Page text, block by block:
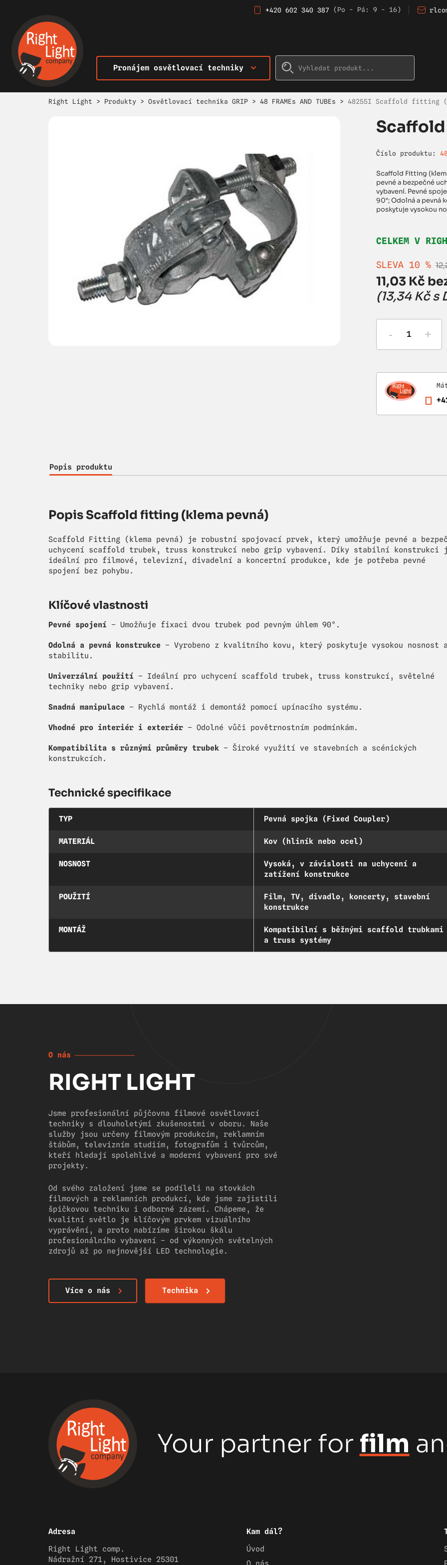
+420 602 340 387 (Po - Pá: 9 - 16)
Pronájem osvětlovací techniky
Right Light > Produkty > Osvětlovací technika GRIP > 48 FRAMEs AND TUBEs > 48255I Scaffold fitting
Číslo produktu:
Scaffold Fitting
pevné a bezpečné
vybavení. Pevné
90°; Odolná a pevná
poskytuje vysokou
CELKEM V
SLEVA 10 %
11,03 Kč
(13,34 Kč s
- +
Popis produktu
Popis Scaffold fitting (klema pevná)
Scaffold Fitting (klema pevná) je robustní spojovací prvek, který umožňuje pevné a
uchycení scaffold trubek, truss konstrukcí nebo grip vybavení. Díky stabilní konstrukci
ideální pro filmové, televizní, divadelní a koncertní produkce, kde je potřeba pevné
spojení bez pohybu.
Klíčové vlastnosti
Pevné spojení – Umožňuje fixaci dvou trubek pod pevným úhlem 90°.
Odolná a pevná konstrukce – Vyrobeno z kvalitního kovu, který poskytuje vysokou nosnost a
stabilitu.
Univerzální použití – Ideální pro uchycení scaffold trubek, truss konstrukcí, světelné
techniky nebo grip vybavení.
Snadná manipulace – Rychlá montáž i demontáž pomocí upínacího systému.
Vhodné pro interiér i exteriér – Odolné vůči povětrnostním podmínkám.
Kompatibilita s různými průměry trubek – Široké využití ve stavebních a scénických
konstrukcích.
Technické specifikace
TYP Pevná spojka (Fixed Coupler)
MATERIÁL Kov (hliník nebo ocel)
NOSNOST
Vysoká, v závislosti na uchycení a
zatížení konstrukce
POUŽITÍ
Film, TV, divadlo, koncerty, stavební
konstrukce
MONTÁŽ
Kompatibilní s běžnými scaffold trubkami
a truss systémy
O nás
RIGHT LIGHT
Jsme profesionální půjčovna filmové osvětlovací
techniky s dlouholetými zkušenostmi v oboru. Naše
služby jsou určeny filmovým produkcím, reklamním
štábům, televizním studiím, fotografům i tvůrcům,
kteří hledají spolehlivé a moderní vybavení pro své
projekty.
Od svého založení jsme se podíleli na stovkách
filmových a reklamních produkcí, kde jsme zajistili
špičkovou techniku i odborné zázemí. Chápeme, že
kvalitní světlo je klíčovým prvkem vizuálního
vyprávění, a proto nabízíme širokou škálu
profesionálního vybavení – od výkonných světelných
zdrojů až po nejnovější LED technologie.
Více o nás Technika
Your partner for film
Adresa
Right Light comp.
Nádražní 271, Hostivice 25301
Kam dál?
Úvod